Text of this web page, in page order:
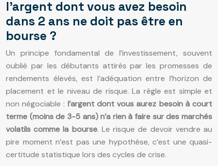
l’argent dont vous avez besoin
dans 2 ans ne doit pas être en
bourse ?
Un principe fondamental de l’investissement, souvent
oublié par les débutants attirés par les promesses de
rendements élevés, est l’adéquation entre l’horizon de
placement et le niveau de risque. La règle est simple et
non négociable : l’argent dont vous aurez besoin à court
terme (moins de 3-5 ans) n’a rien à faire sur des marchés
volatils comme la bourse. Le risque de devoir vendre au
pire moment n’est pas une hypothèse, c’est une quasi-
certitude statistique lors des cycles de crise.